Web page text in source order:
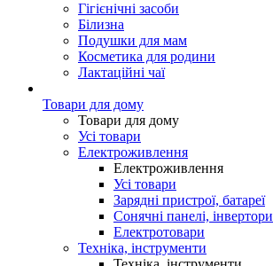
Гігієнічні засоби
Білизна
Подушки для мам
Косметика для родини
Лактаційні чаї
Товари для дому
Товари для дому
Усі товари
Електроживлення
Електроживлення
Усі товари
Зарядні пристрої, батареї
Сонячні панелі, інвертори
Електротовари
Техніка, інструменти